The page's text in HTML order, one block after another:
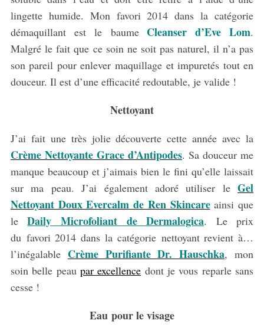
lingette humide. Mon favori 2014 dans la catégorie
démaquillant est le baume Cleanser d’Eve Lom.
Malgré le fait que ce soin ne soit pas naturel, il n’a pas
son pareil pour enlever maquillage et impuretés tout en
douceur. Il est d’une efficacité redoutable, je valide !
Nettoyant
J’ai fait une très jolie découverte cette année avec la
Crème Nettoyante Grace d’Antipodes. Sa douceur me
manque beaucoup et j’aimais bien le fini qu’elle laissait
sur ma peau. J’ai également adoré utiliser leGel
Nettoyant Doux Evercalm de Ren Skincareainsi que
leDaily Microfoliant de Dermalogica. Le prix
du favori 2014 dans la catégorie nettoyant revient à…
l’inégalable Crème Purifiante Dr. Hauschka, mon
soin belle peau par excellence dont je vous reparle sans
cesse !
Eau pour le visage